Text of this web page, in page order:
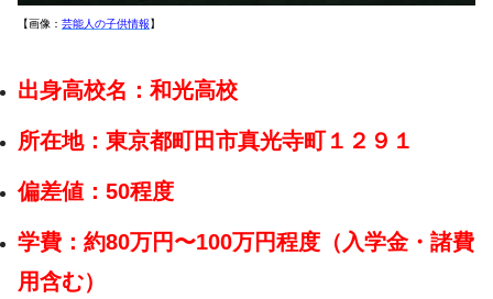
【画像： 芸能人の子供情報】
出身高校名：和光高校
所在地：東京都町田市真光寺町１２９１
偏差値：50程度
学費：約80万円〜100万円程度（入学金・諸費
用含む）